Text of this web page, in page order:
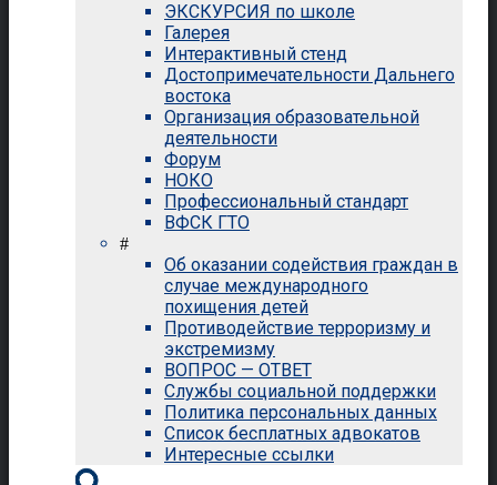
ЭКСКУРСИЯ по школе
Галерея
Интерактивный стенд
Достопримечательности Дальнего
востока
Организация образовательной
деятельности
Форум
НОКО
Профессиональный стандарт
ВФСК ГТО
#
Об оказании содействия граждан в
случае международного
похищения детей
Противодействие терроризму и
экстремизму
ВОПРОС — ОТВЕТ
Службы социальной поддержки
Политика персональных данных
Список бесплатных адвокатов
Интересные ссылки